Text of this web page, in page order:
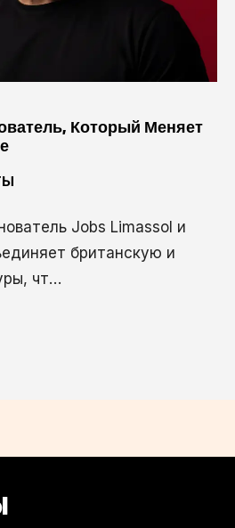
Который Меняет
Jobs Limassol и
британскую и
чт…